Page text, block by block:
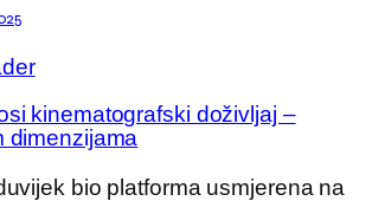
kinematografski doživljaj –
dimenzijama
bio platforma usmjerena na